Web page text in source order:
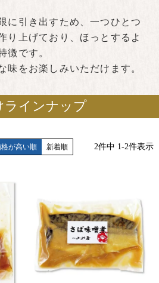
に引き出すため、一つひとつ
り上げており、ほっとするよ
徴です。
味をお楽しみいただけます。
ラインナップ
が高い順 新着順 2件中 1-2件表示